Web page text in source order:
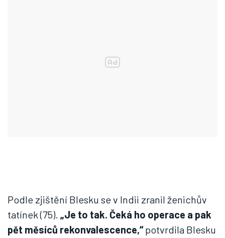
Podle zjištění Blesku se v Indii zranil ženichův
tatínek (75). „Je to tak. Čeká ho operace a pak
pět měsíců rekonvalescence,“potvrdila Blesku